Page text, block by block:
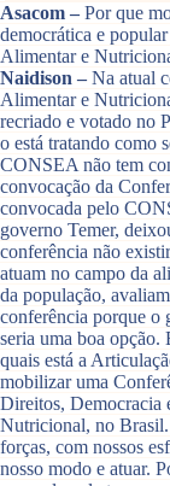
Asacom – Por que
democrática e
Alimentar e
Naidison – Na atual
Alimentar e
recriado e votado no
o está tratando como
CONSEA não tem
convocação da
convocada pelo
governo Temer,
conferência não
atuam no campo da
da população,
conferência porque o
seria uma boa opção.
quais está a
mobilizar uma
Direitos, Democracia
Nutricional, no Brasil.
forças, com nossos
nosso modo e atuar.